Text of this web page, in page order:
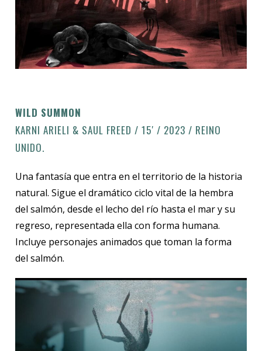
WILD SUMMON
KARNI ARIELI & SAUL FREED / 15′ / 2023 / REINO
UNIDO.
Una fantasía que entra en el territorio de la historia
natural. Sigue el dramático ciclo vital de la hembra
del salmón, desde el lecho del río hasta el mar y su
regreso, representada ella con forma humana.
Incluye personajes animados que toman la forma
del salmón.